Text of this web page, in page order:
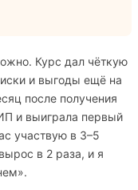
Курс дал чёткую
и выгоды ещё на
после получения
и выиграла первый
участвую в 3–5
в 2 раза, и я